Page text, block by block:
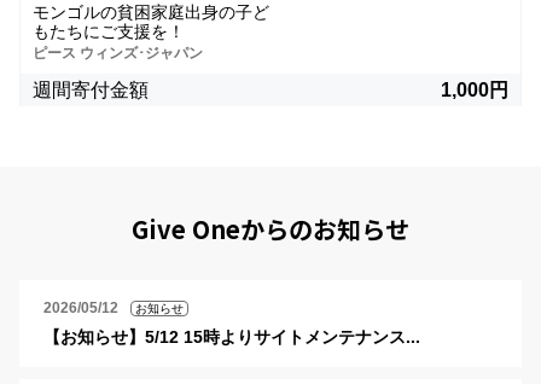
モンゴルの貧困家庭出身の子ど
もたちにご支援を！
ピース ウィンズ･ジャパン
週間寄付金額 1,000円
Give Oneからのお知らせ
2026/05/12 お知らせ
【お知らせ】5/12 15時よりサイトメンテナンス...